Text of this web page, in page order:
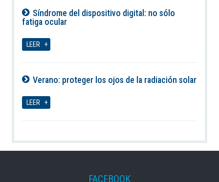
Síndrome del dispositivo digital: no sólo
fatiga ocular
LEER
Verano: proteger los ojos de la radiación solar
LEER
FACEBOOK